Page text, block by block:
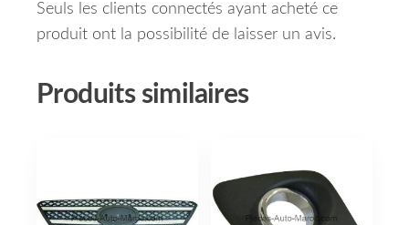
Seuls les clients connectés ayant acheté ce
produit ont la possibilité de laisser un avis.
Produits similaires